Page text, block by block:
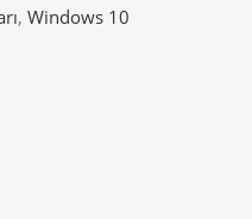
, Windows 10